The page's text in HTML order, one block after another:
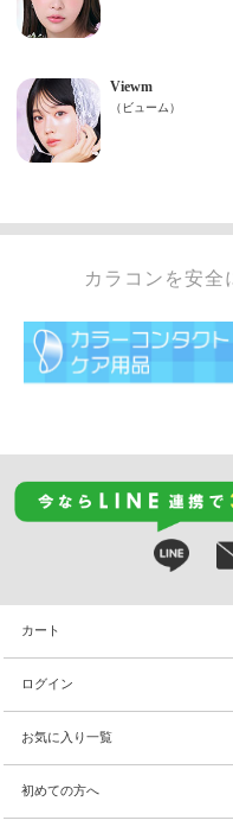
カラコンを安全
カート
ログイン
お気に入り一覧
初めての方へ